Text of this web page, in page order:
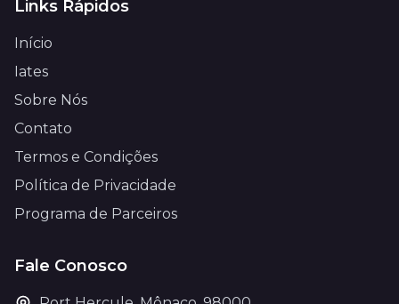
Links Rápidos
Início
Iates
Sobre Nós
Contato
Termos e Condições
Política de Privacidade
Programa de Parceiros
Fale Conosco